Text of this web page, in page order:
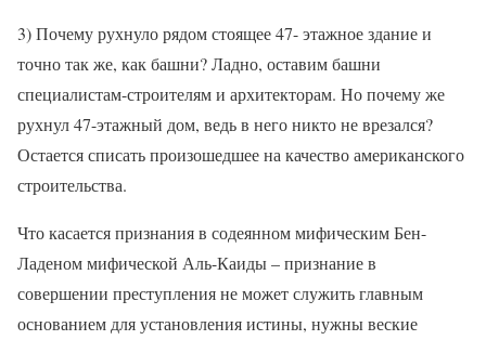
3) Почему рухнуло рядом стоящее 47- этажное здание и
точно так же, как башни? Ладно, оставим башни
специалистам-строителям и архитекторам. Но почему же
рухнул 47-этажный дом, ведь в него никто не врезался?
Остается списать произошедшее на качество американского
строительства.
Что касается признания в содеянном мифическим Бен-
Ладеном мифической Аль-Каиды – признание в
совершении преступления не может служить главным
основанием для установления истины, нужны веские